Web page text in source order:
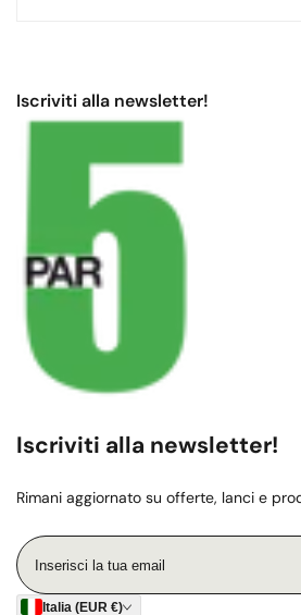
Iscriviti alla newsletter!
Iscriviti alla newsletter!
Rimani aggiornato su offerte, lanci e
Inserisci
la
tuaItalia (EUR €)